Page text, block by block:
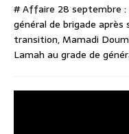
# Affaire 28 septembre :
général de brigade
transition, Mamadi
Lamah au grade de